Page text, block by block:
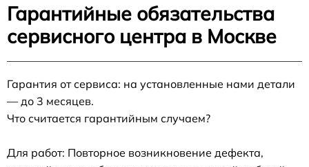
Гарантийные обязательства
сервисного центра в Москве
Гарантия от сервиса: на установленные нами детали
— до 3 месяцев.
Что считается гарантийным случаем?
Для работ: Повторное возникновение дефекта,